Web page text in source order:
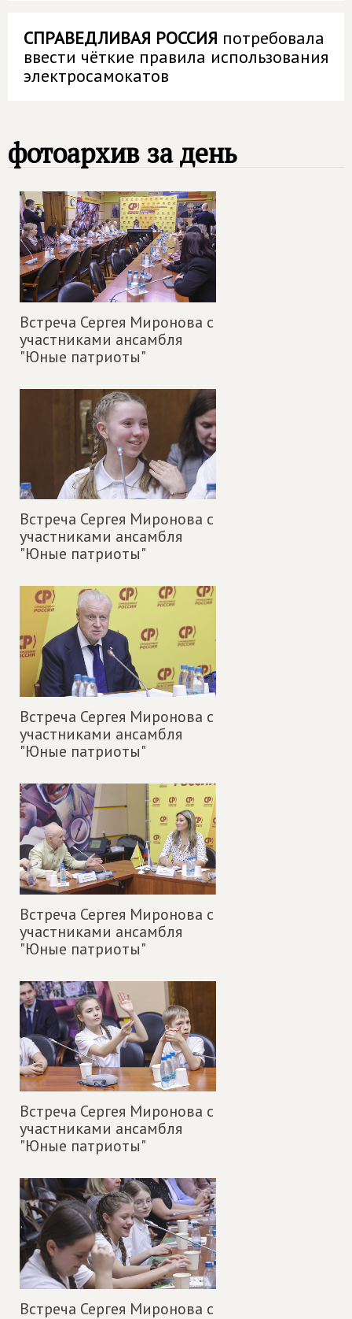
СПРАВЕДЛИВАЯ РОССИЯ потребовала
ввести чёткие правила использования
электросамокатов
фотоархив за день
Встреча Сергея Миронова с
участниками ансамбля
"Юные патриоты"
Встреча Сергея Миронова с
участниками ансамбля
"Юные патриоты"
Встреча Сергея Миронова с
участниками ансамбля
"Юные патриоты"
Встреча Сергея Миронова с
участниками ансамбля
"Юные патриоты"
Встреча Сергея Миронова с
участниками ансамбля
"Юные патриоты"
Встреча Сергея Миронова с